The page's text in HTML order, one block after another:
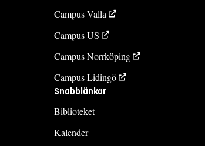
Campus Valla
Campus US
Campus Norrköping
Campus Lidingö
Snabblänkar
Biblioteket
Kalender